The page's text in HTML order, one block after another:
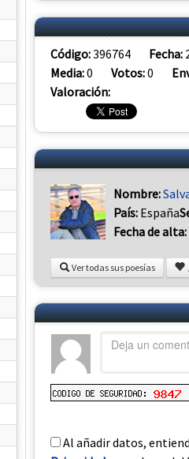
Código:396764 Fecha:
Media:0 Votos:0
Valoración:
Nombre:
País: España
Fecha de alta:
Ver todas sus poesías
Al añadir datos,